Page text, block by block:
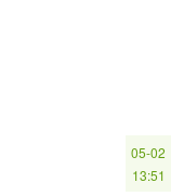
05-02
13:51